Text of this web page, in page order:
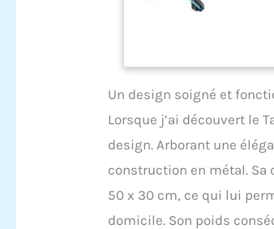
Un design soigné et
Lorsque j’ai découvert le
design. Arborant une
construction en métal. Sa
50 x 30 cm, ce qui lui
domicile. Son poids